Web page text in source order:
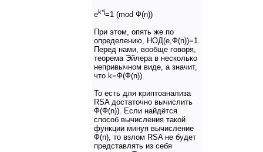
ek*j=1 (mod Ф(n))
При этом, опять же по
определению, НОД(e,Ф(n))=1.
Перед нами, вообще говоря,
теорема Эйлера в несколько
непривычном виде, а значит,
что k=Ф(Ф(n)).
То есть для криптоанализа
RSA достаточно вычислить
Ф(Ф(n)). Если найдётся
способ вычисления такой
функции минуя вычисление
Ф(n), то взлом RSA не будет
представлять из себя